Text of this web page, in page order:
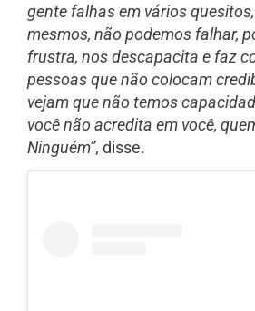
gente falhas em vários
mesmos, não podemos falhar,
frustra, nos descapacita e faz
pessoas que não colocam
vejam que não temos
você não acredita em você,
Ninguém”, disse.